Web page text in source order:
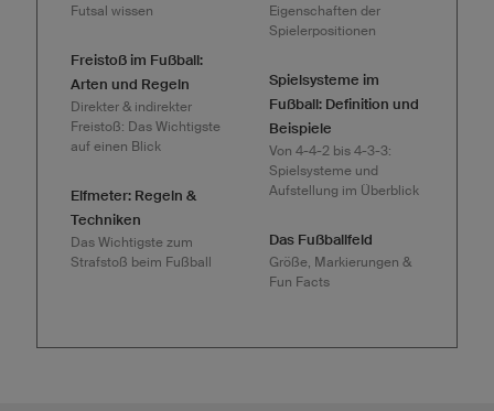
Futsal wissen
Freistoß im Fußball:
Arten und Regeln
Direkter & indirekter
Freistoß: Das Wichtigste
auf einen Blick
Elfmeter: Regeln &
Techniken
Das Wichtigste zum
Strafstoß beim Fußball
Eigenschaften der
Spielerpositionen
Spielsysteme im
Fußball: Definition und
Beispiele
Von 4-4-2 bis 4-3-3:
Spielsysteme und
Aufstellung im Überblick
Das Fußballfeld
Größe, Markierungen &
Fun Facts